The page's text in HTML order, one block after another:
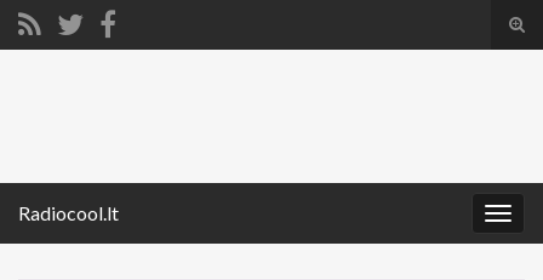
Radiocool.lt